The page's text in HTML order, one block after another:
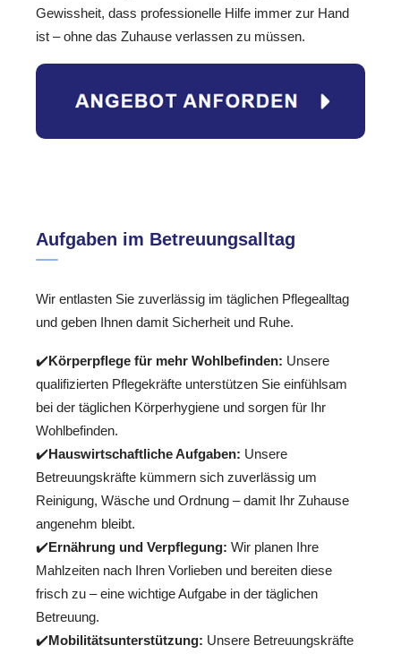
Gewissheit, dass professionelle Hilfe immer zur Hand
ist – ohne das Zuhause verlassen zu müssen.
Aufgaben im Betreuungsalltag
Wir entlasten Sie zuverlässig im täglichen Pflegealltag
und geben Ihnen damit Sicherheit und Ruhe.
✔️Körperpflege für mehr Wohlbefinden: Unsere
qualifizierten Pflegekräfte unterstützen Sie einfühlsam
bei der täglichen Körperhygiene und sorgen für Ihr
Wohlbefinden.
✔️Hauswirtschaftliche Aufgaben: Unsere
Betreuungskräfte kümmern sich zuverlässig um
Reinigung, Wäsche und Ordnung – damit Ihr Zuhause
angenehm bleibt.
✔️Ernährung und Verpflegung: Wir planen Ihre
Mahlzeiten nach Ihren Vorlieben und bereiten diese
frisch zu – eine wichtige Aufgabe in der täglichen
Betreuung.
✔️Mobilitätsunterstützung: Unsere Betreuungskräfte